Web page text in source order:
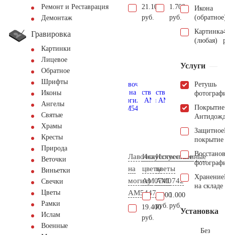
Ремонт и Реставрация
Демонтаж
Гравировка
Картинки
Лицевое
Обратное
Шрифты
Иконы
Ангелы
Святые
Храмы
Кресты
Природа
Веточки
Виньетки
Свечки
Цветы
Рамки
Ислам
Военные
21.100
руб.
1.700
руб.
Лавочка
на
могилу
AM5447
19.400
руб.
Искусственные
цветы
AM0741
1.000
руб.
Искусственные
цветы
AM0742
1.000
руб.
Икона
Картинка
(любая)
Услуги
Ретушь
Покрытие
Защитное
покрытие
Хранение
на складе
Установка
Без